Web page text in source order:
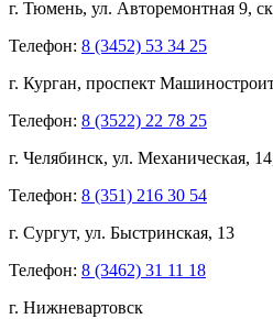
г. Тюмень, ул. Авторемонтная 9,
Телефон: 8 (3452) 53 34 25
г. Курган, проспект
Телефон: 8 (3522) 22 78 25
г. Челябинск, ул. Механическая,
Телефон: 8 (351) 216 30 54
г. Сургут, ул. Быстринская, 13
Телефон: 8 (3462) 31 11 18
г. Нижневартовск